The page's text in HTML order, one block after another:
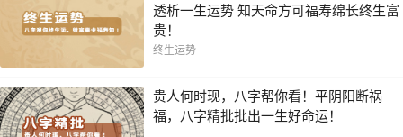
透析一生运势 知天命方可福寿绵长终生富
贵！
终生运势
贵人何时现，八字帮你看！平阴阳断祸
福，八字精批批出一生好命运！